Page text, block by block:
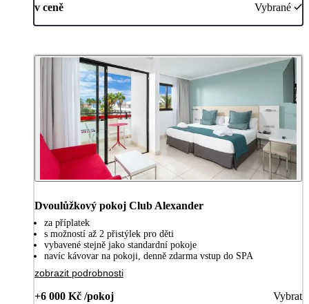
v ceně Vybrané
Dvoulůžkový pokoj Club Alexander
za příplatek
s možností až 2 přistýlek pro děti
vybavené stejně jako standardní pokoje
navíc kávovar na pokoji, denně zdarma vstup do SPA
zobrazit podrobnosti
+6 000 Kč /pokoj Vybrat